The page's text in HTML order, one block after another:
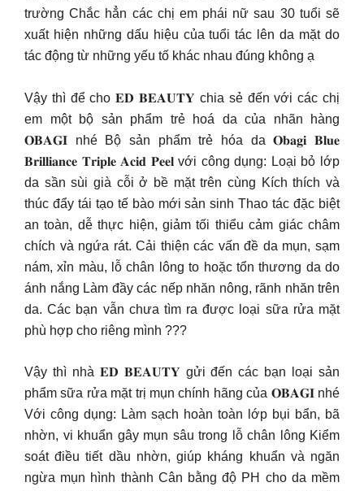
trường Chắc hẳn các chị em phái nữ sau 30 tuổi sẽ
xuất hiện những dấu hiệu của tuổi tác lên da mặt do
tác động từ những yếu tố khác nhau đúng không ạ
Vậy thì để cho 𝐄𝐃 𝐁𝐄𝐀𝐔𝐓𝐘 chia sẻ đến với các chị
em một bộ sản phẩm trẻ hoá da của nhãn hàng
𝐎𝐁𝐀𝐆𝐈 nhé Bộ sản phẩm trẻ hóa da 𝐎𝐛𝐚𝐠𝐢 𝐁𝐥𝐮𝐞
𝐁𝐫𝐢𝐥𝐥𝐢𝐚𝐧𝐜𝐞 𝐓𝐫𝐢𝐩𝐥𝐞 𝐀𝐜𝐢𝐝 𝐏𝐞𝐞𝐥 với công dụng: Loại bỏ lớp
da sần sùi già cỗi ở bề mặt trên cùng Kích thích và
thúc đẩy tái tạo tế bào mới sản sinh Thao tác đặc biệt
an toàn, dễ thực hiện, giảm tối thiểu cảm giác châm
chích và ngứa rát. Cải thiện các vấn đề da mụn, sạm
nám, xỉn màu, lỗ chân lông to hoặc tổn thương da do
ánh nắng Làm đầy các nếp nhăn nông, rãnh nhăn trên
da. Các bạn vẫn chưa tìm ra được loại sữa rửa mặt
phù hợp cho riêng mình ???
Vậy thì nhà 𝐄𝐃 𝐁𝐄𝐀𝐔𝐓𝐘 gửi đến các bạn loại sản
phẩm sữa rửa mặt trị mụn chính hãng của 𝐎𝐁𝐀𝐆𝐈 nhé
Với công dụng: Làm sạch hoàn toàn lớp bụi bẩn, bã
nhờn, vi khuẩn gây mụn sâu trong lỗ chân lông Kiểm
soát điều tiết dầu nhờn, giúp kháng khuẩn và ngăn
ngừa mụn hình thành Cân bằng độ PH cho da mềm